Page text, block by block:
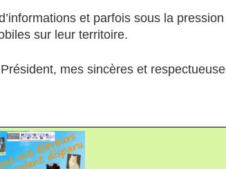
et parfois sous la
sur leur territoire.
mes sincères et